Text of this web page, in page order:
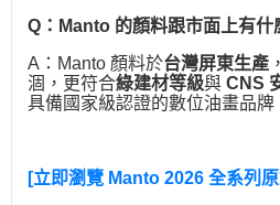
Q：Manto 的顏料跟市面上有什
A：Manto 顏料於台灣屏東生產
涸，更符合綠建材等級與 CNS
具備國家級認證的數位油畫品牌
[立即瀏覽 Manto 2026 全系列